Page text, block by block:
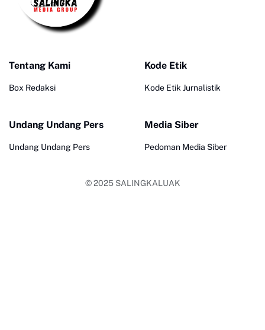
Tentang Kami
Box Redaksi
Kode Etik
Kode Etik Jurnalistik
Undang Undang Pers
Undang Undang Pers
Media Siber
Pedoman Media Siber
© 2025 SALINGKALUAK